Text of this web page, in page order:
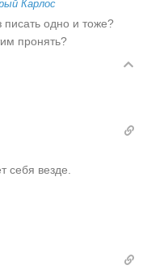
Карлос
писать одно и тоже?
пронять?
себя везде.